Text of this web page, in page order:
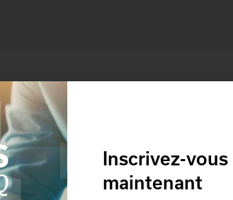
Inscrivez-vous
maintenant